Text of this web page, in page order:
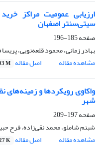
ارزیابی عمومیت مراکز
سیتی‌سنتر اصفهان
صفحه185-196
بهادر زمانی، محمود قلعه‌نویی،
مشاهده مقاله
اصل مقاله M
واکاوی رویکردها و
شهر
صفحه197-209
شبنم شاملو، محمد نقی‌زاده، فرح
مشاهده مقاله
اصل مقاله K